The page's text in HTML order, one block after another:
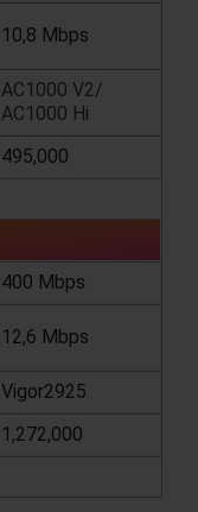
10,8 Mbps
AC1000 V2/
AC1000 Hi
495,000
400 Mbps
12,6 Mbps
Vigor2925
1,272,000